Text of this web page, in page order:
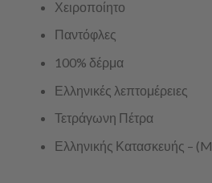
Χειροποίητο
Παντόφλες
100% δέρμα
Ελληνικές λεπτομέρειες
Τετράγωνη Πέτρα
Ελληνικής Κατασκευής –